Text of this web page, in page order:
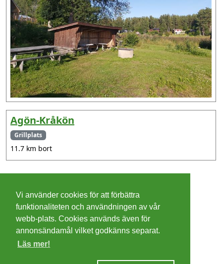
Agön-Kråkön
Grillplats
11.7 km bort
Cookies
Integritetspolicy
Villkor
Vi använder cookies för att förbättra
funktionaliteten och användningen av vår
webb-plats. Cookies används även för
annonsändamål vilket godkänns separat.
Läs mer!